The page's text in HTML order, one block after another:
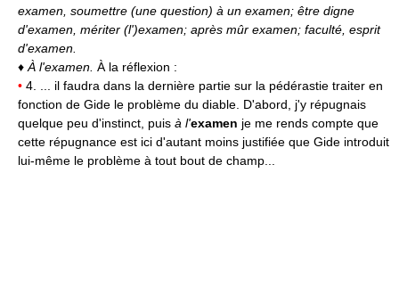
examen, soumettre (une question) à un examen; être digne
d'examen, mériter (l')examen; après mûr examen; faculté, esprit
d'examen.
♦ À l'examen. À la réflexion :
• 4. ... il faudra dans la dernière partie sur la pédérastie traiter en
fonction de Gide le problème du diable. D'abord, j'y répugnais
quelque peu d'instinct, puis à l'examen je me rends compte que
cette répugnance est ici d'autant moins justifiée que Gide introduit
lui-même le problème à tout bout de champ...